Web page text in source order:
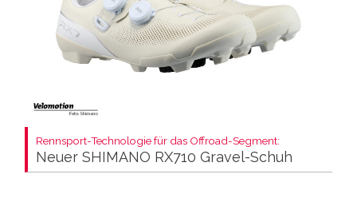
Rennsport-Technologie für das Offroad-Segment:
Neuer SHIMANO RX710 Gravel-Schuh